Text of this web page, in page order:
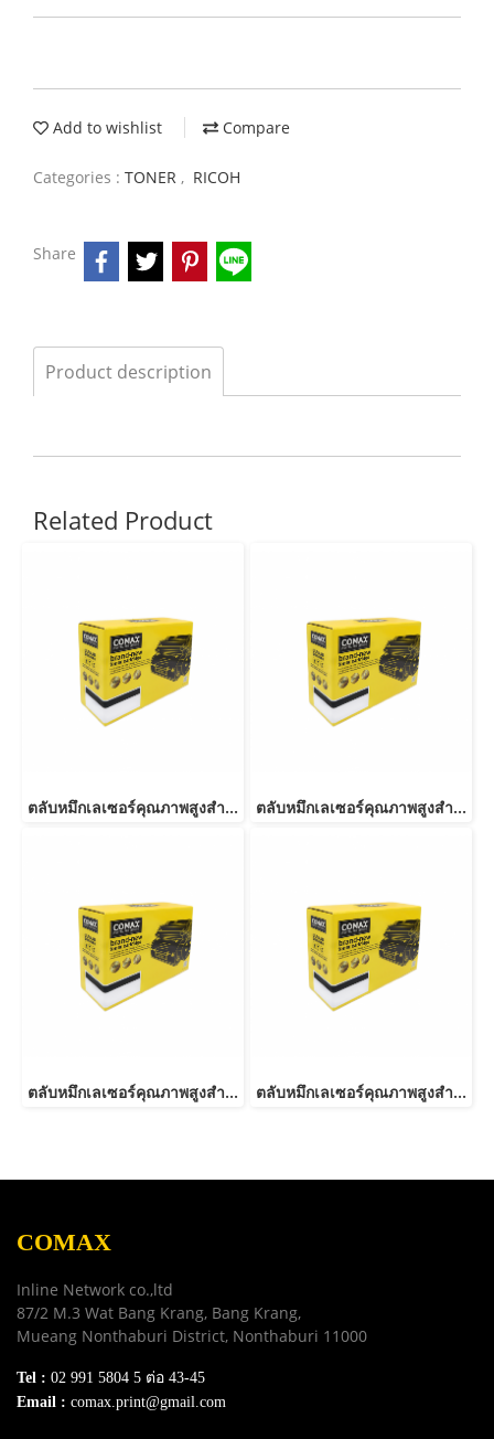
Add to wishlist Compare
Categories : TONER , RICOH
Share
Product description
Related Product
ตลับหมึกเลเซอร์คุณภาพสูงสำหรับ RICOH รุ่น C250/C260/C261 M ตลับหมึกเลเซอร์คุณภาพสูงสำหรับ RICOH รุ่น C250/C260/C261 BK
ตลับหมึกเลเซอร์คุณภาพสูงสำหรับ RICOH รุ่น C250/C260/C261 C ตลับหมึกเลเซอร์คุณภาพสูงสำหรับ RICOH รุ่น 201P
COMAX
Inline Network co.,ltd
87/2 M.3 Wat Bang Krang, Bang Krang,
Mueang Nonthaburi District, Nonthaburi 11000
Tel : 02 991 5804 5 ต่อ 43-45
Email : comax.print@gmail.com